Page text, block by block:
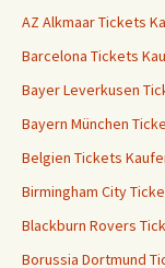
AZ Alkmaar Tickets
Barcelona Tickets
Bayer Leverkusen
Bayern München
Belgien Tickets
Birmingham City
Blackburn Rovers
Borussia Dortmund